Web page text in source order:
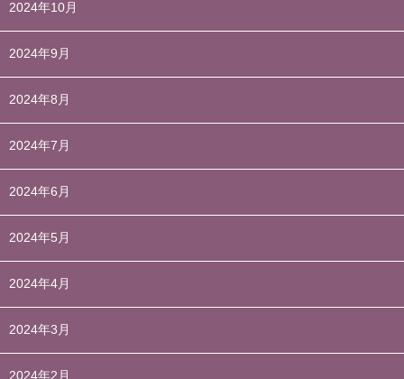
2024年10月
2024年9月
2024年8月
2024年7月
2024年6月
2024年5月
2024年4月
2024年3月
2024年2月